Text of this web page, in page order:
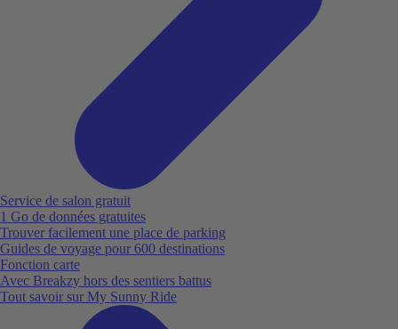
Service de salon gratuit
1 Go de données gratuites
Trouver facilement une place de parking
Guides de voyage pour 600 destinations
Fonction carte
Avec Breakzy hors des sentiers battus
Tout savoir sur My Sunny Ride